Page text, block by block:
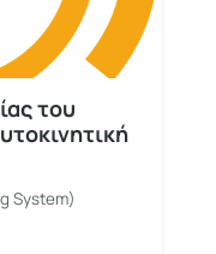
του
System)